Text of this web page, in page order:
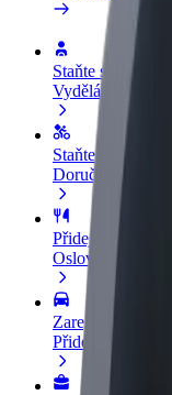
Staňte se řidičem
Vydělávejte podle
Staňte se kurýrem
Doručujte jídlo a
Přidejte
Oslovte více
Zaregistrujte se
Přidejte svou